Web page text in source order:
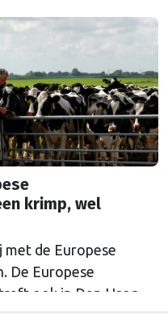
krimp, wel
met de Europese
De Europese
ook in Den Haag